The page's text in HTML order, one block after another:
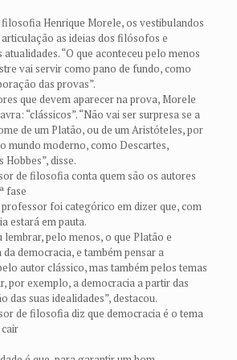
Henrique Morele, os vestibulandos
as ideias dos filósofos e
“O que aconteceu pelo menos
vai servir como pano de fundo, como
das provas”.
que devem aparecer na prova, Morele
“clássicos”. “Não vai ser surpresa se a
de um Platão, ou de um Aristóteles, por
mundo moderno, como Descartes,
disse.
de filosofia conta quem são os autores
fase
professor foi categórico em dizer que, com
estará em pauta.
lembrar, pelo menos, o que Platão e
democracia, e também pensar a
autor clássico, mas também pelos temas
por exemplo, a democracia a partir das
das suas idealidades”, destacou.
de filosofia diz que democracia é o tema